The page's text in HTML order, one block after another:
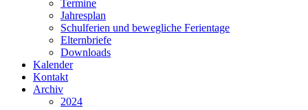
Termine
Jahresplan
Schulferien und bewegliche Ferientage
Elternbriefe
Downloads
Kalender
Kontakt
Archiv
2024